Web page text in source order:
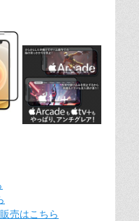
売はこちら